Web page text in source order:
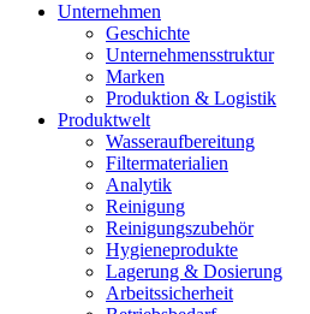
Unternehmen
Geschichte
Unternehmensstruktur
Marken
Produktion & Logistik
Produktwelt
Wasseraufbereitung
Filtermaterialien
Analytik
Reinigung
Reinigungszubehör
Hygieneprodukte
Lagerung & Dosierung
Arbeitssicherheit